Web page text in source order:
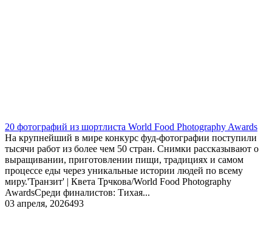
20 фотографий из шортлиста World Food Photography Awards
На крупнейший в мире конкурс фуд-фотографии поступили
тысячи работ из более чем 50 стран. Снимки рассказывают о
выращивании, приготовлении пищи, традициях и самом
процессе еды через уникальные истории людей по всему
миру.'Транзит' | Квета Трчкова/World Food Photography
AwardsСреди финалистов: Тихая...
03 апреля, 2026493